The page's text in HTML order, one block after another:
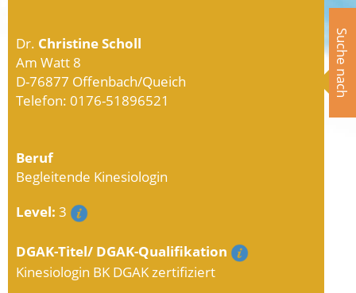
Suche nach
Dr. Christine Scholl
Am Watt 8
D-76877 Offenbach/Queich
Telefon: 0176-51896521
Beruf
Begleitende Kinesiologin
Level: 3
DGAK-Titel/ DGAK-Qualifikation
Kinesiologin BK DGAK zertifiziert